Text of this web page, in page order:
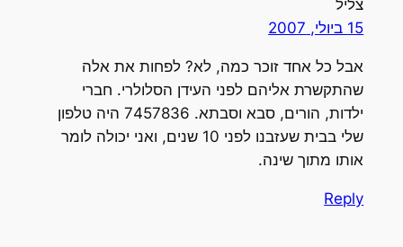
צליל
15 ביולי, 2007
אבל כל אחד זוכר כמה, לא? לפחות את אלה
שהתקשרת אליהם לפני העידן הסלולרי. חברי
ילדות, הורים, סבא וסבתא. 7457836 היה טלפון
שלי בבית שעזבנו לפני 10 שנים, ואני יכולה לומר
אותו מתוך שינה.
Reply